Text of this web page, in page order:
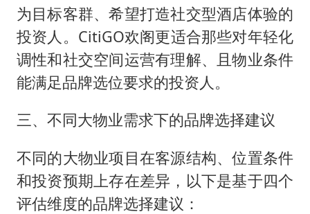
为目标客群、希望打造社交型酒店体验的
投资人。CitiGO欢阁更适合那些对年轻化
调性和社交空间运营有理解、且物业条件
能满足品牌选位要求的投资人。
三、不同大物业需求下的品牌选择建议
不同的大物业项目在客源结构、位置条件
和投资预期上存在差异，以下是基于四个
评估维度的品牌选择建议：